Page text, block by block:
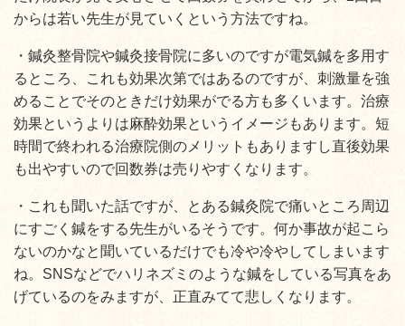
からは若い先生が見ていくという方法ですね。
・鍼灸整骨院や鍼灸接骨院に多いのですが電気鍼を多用す
るところ、これも効果次第ではあるのですが、刺激量を強
めることでそのときだけ効果がでる方も多くいます。治療
効果というよりは麻酔効果というイメージもあります。短
時間で終われる治療院側のメリットもありますし直後効果
も出やすいので回数券は売りやすくなります。
・これも聞いた話ですが、とある鍼灸院で痛いところ周辺
にすごく鍼をする先生がいるそうです。何か事故が起こら
ないのかなと聞いているだけでも冷や冷やしてしまいます
ね。SNSなどでハリネズミのような鍼をしている写真をあ
げているのをみますが、正直みてて悲しくなります。